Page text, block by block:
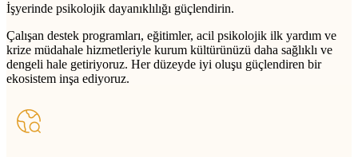
İşyerinde psikolojik dayanıklılığı güçlendirin.
Çalışan destek programları, eğitimler, acil psikolojik ilk yardım ve
krize müdahale hizmetleriyle kurum kültürünüzü daha sağlıklı ve
dengeli hale getiriyoruz. Her düzeyde iyi oluşu güçlendiren bir
ekosistem inşa ediyoruz.